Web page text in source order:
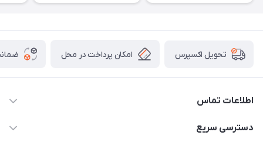
تحویل اکسپرس امکان پرداخت در محل
اطلاعات تماس
۰۹۳۵۶۰۴۰۳۶۵
دسترسی سریع